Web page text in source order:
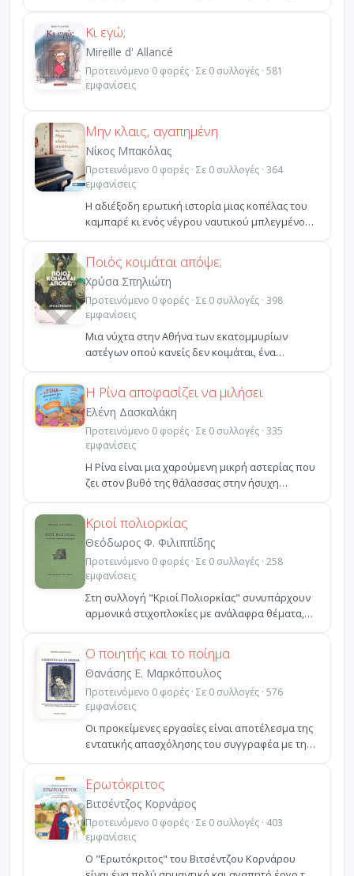
τους απλού...
Κι εγώ;
Mireille d' Allancé
Προτεινόμενο 0 φορές · Σε 0 συλλογές · 581
εμφανίσεις
Μην κλαις, αγαπημένη
Νίκος Μπακόλας
Προτεινόμενο 0 φορές · Σε 0 συλλογές · 364
εμφανίσεις
Η αδιέξοδη ερωτική ιστορία μιας κοπέλας του
καμπαρέ κι ενός νέγρου ναυτικού μπλεγμένου
με τον υπόκοσ...
Ποιός κοιμάται απόψε;
Χρύσα Σπηλιώτη
Προτεινόμενο 0 φορές · Σε 0 συλλογές · 398
εμφανίσεις
Μια νύχτα στην Αθήνα των εκατομμυρίων
αστέγων οπού κανείς δεν κοιμάται, ένα
ακτιβιστικό δρώμενο συμπ...
Η Ρίνα αποφασίζει να μιλήσει
Ελένη Δασκαλάκη
Προτεινόμενο 0 φορές · Σε 0 συλλογές · 335
εμφανίσεις
Η Ρίνα είναι μια χαρούμενη μικρή αστερίας που
ζει στον βυθό της θάλασσας στην ήσυχη
γειτονιά των κορ...
Κριοί πολιορκίας
Θεόδωρος Φ. Φιλιππίδης
Προτεινόμενο 0 φορές · Σε 0 συλλογές · 258
εμφανίσεις
Στη συλλογή "Κριοί Πολιορκίας" συνυπάρχουν
αρμονικά στιχοπλοκίες με ανάλαφρα θέματα,
αισθήματα και ο...
Ο ποιητής και το ποίημα
Θανάσης Ε. Μαρκόπουλος
Προτεινόμενο 0 φορές · Σε 0 συλλογές · 576
εμφανίσεις
Οι προκείμενες εργασίες είναι αποτέλεσμα της
εντατικής απασχόλησης του συγγραφέα με τη
λογοτεχνία κα...
Ερωτόκριτος
Βιτσέντζος Κορνάρος
Προτεινόμενο 0 φορές · Σε 0 συλλογές · 403
εμφανίσεις
Ο "Ερωτόκριτος" του Βιτσέντζου Κορνάρου